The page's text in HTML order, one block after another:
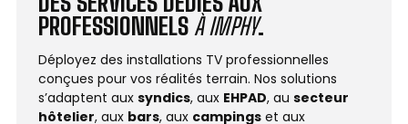
PROFESSIONNELS À IMPHY.
Déployez des installations TV professionnelles
conçues pour vos réalités terrain. Nos solutions
s’adaptent aux syndics, aux EHPAD, au secteur
hôtelier, aux bars, aux campings et aux